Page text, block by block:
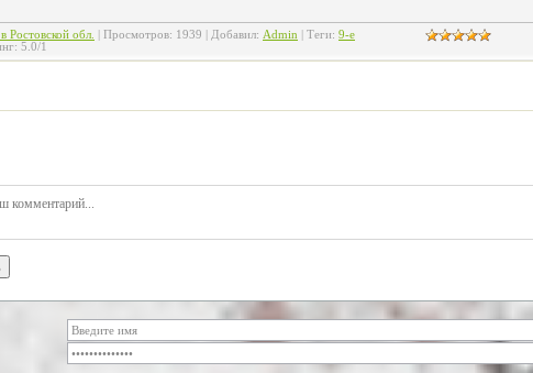
Ростовской обл. Просмотров: 1939 Добавил: Admin Теги: 9-е
: 5.0/1